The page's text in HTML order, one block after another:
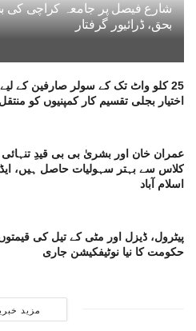
شارع فیصل پر جامعہ کراچی
بحق، ڈرائیور گرفتار
25 کلو واٹ تک کے سولر صارفین کے
اختیار بجلی تقسیم کار کمپنیوں کو منتقل
عمران خان اور بشریٰ بی بی قیدِ
کلاس سے بہتر سہولیات حاصل ہیں،
اسلام آباد
پیٹرول، ڈیزل اور مٹی کے تیل کی
حکومت کا نیا نوٹیفکیشن جاری
مزید